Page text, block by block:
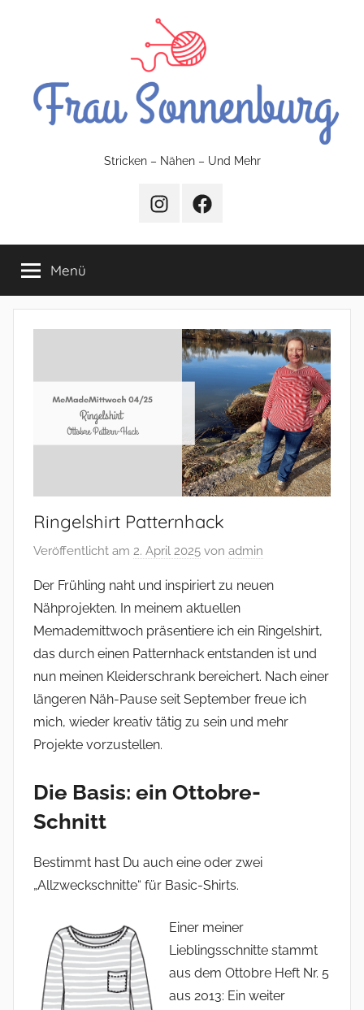
FrauSonnenburg
Stricken
–
Nähen
und
mehr
Stricken – Nähen – Und Mehr
InstagramFacebook
Menü
Ringelshirt Patternhack
Veröffentlicht am 2. April 2025 von admin
Der Frühling naht und inspiriert zu neuen
Nähprojekten. In meinem aktuellen
Memademittwoch präsentiere ich ein Ringelshirt,
das durch einen Patternhack entstanden ist und
nun meinen Kleiderschrank bereichert. Nach einer
längeren Näh-Pause seit September freue ich
mich, wieder kreativ tätig zu sein und mehr
Projekte vorzustellen.
Die Basis: ein Ottobre-
Schnitt
Bestimmt hast Du auch eine oder zwei
„Allzweckschnitte“ für Basic-Shirts.
Einer meiner
Lieblingsschnitte stammt
aus dem Ottobre Heft Nr. 5
aus 2013: Ein weiter